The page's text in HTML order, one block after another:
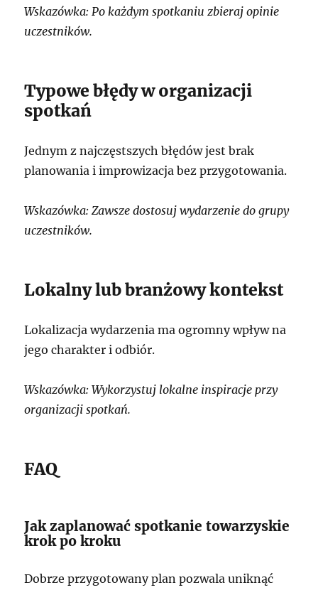
Wskazówka: Po każdym spotkaniu zbieraj opinie
uczestników.
Typowe błędy w organizacji
spotkań
Jednym z najczęstszych błędów jest brak
planowania i improwizacja bez przygotowania.
Wskazówka: Zawsze dostosuj wydarzenie do grupy
uczestników.
Lokalny lub branżowy kontekst
Lokalizacja wydarzenia ma ogromny wpływ na
jego charakter i odbiór.
Wskazówka: Wykorzystuj lokalne inspiracje przy
organizacji spotkań.
FAQ
Jak zaplanować spotkanie towarzyskie
krok po kroku
Dobrze przygotowany plan pozwala uniknąć